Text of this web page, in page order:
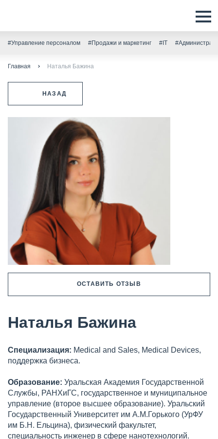
#Управление персоналом #Продажи и маркетинг #IT
Главная Наталья Бажина
НАЗАД
Наталья Бажина
Специализация: Medical and Sales, Medical Devices,
поддержка бизнеса.
Образование: Уральская Академия Государственной
Службы, РАНХиГС, государственное и муниципальное
управление (второе высшее образование). Уральский
Государственный Университет им А.М.Горького (УрФУ
им Б.Н. Ельцина), физический факультет,
специальность инженер в сфере нанотехнологий.
ОСТАВИТЬ ОТЗЫВ